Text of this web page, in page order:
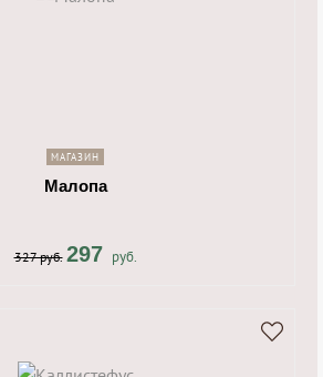
МАГАЗИН
Малопа
327 руб. 297 руб.